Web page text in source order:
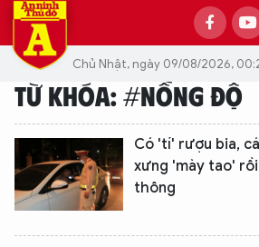
Chủ Nhật, ngày 09/08/2026,
TỪ KHÓA: #NỒNG ĐỘ
Có 'tí' rượu bia,
xưng 'mày tao'
thông